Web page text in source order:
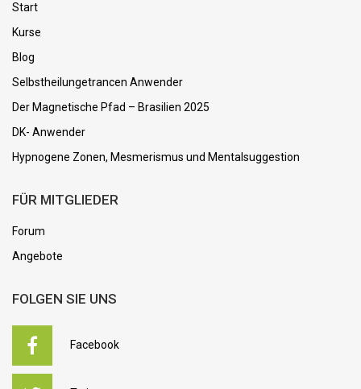
Start
Kurse
Blog
Selbstheilungetrancen Anwender
Der Magnetische Pfad – Brasilien 2025
DK- Anwender
Hypnogene Zonen, Mesmerismus und Mentalsuggestion
FÜR MITGLIEDER
Forum
Angebote
FOLGEN SIE UNS
Facebook